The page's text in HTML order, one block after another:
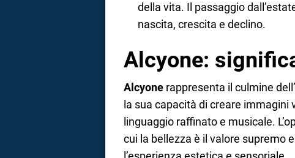
della vita. Il passaggio
nascita, crescita e declino.
Alcyone:
Alcyone rappresenta il culmine
la sua capacità di creare immagini
linguaggio raffinato e musicale.
cui la bellezza è il valore supremo